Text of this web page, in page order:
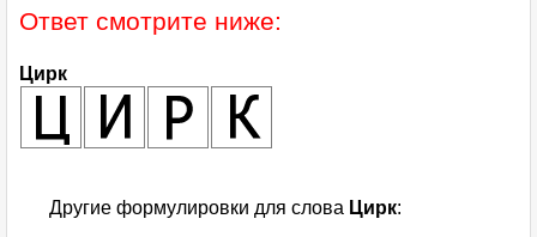
Ответ смотрите ниже:
Цирк
Другие формулировки для слова Цирк: